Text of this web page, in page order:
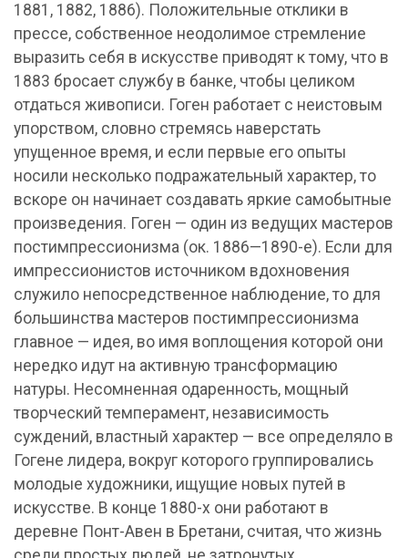
1881, 1882, 1886). Положительные отклики в
прессе, собственное неодолимое стремление
выразить себя в искусстве приводят к тому, что в
1883 бросает службу в банке, чтобы целиком
отдаться живописи. Гоген работает с неистовым
упорством, словно стремясь наверстать
упущенное время, и если первые его опыты
носили несколько подражательный характер, то
вскоре он начинает создавать яркие самобытные
произведения. Гоген — один из ведущих мастеров
постимпрессионизма (ок. 1886—1890-е). Если для
импрессионистов источником вдохновения
служило непосредственное наблюдение, то для
большинства мастеров постимпрессионизма
главное — идея, во имя воплощения которой они
нередко идут на активную трансформацию
натуры. Несомненная одаренность, мощный
творческий темперамент, независимость
суждений, властный характер — все определяло в
Гогене лидера, вокруг которого группировались
молодые художники, ищущие новых путей в
искусстве. В конце 1880-х они работают в
деревне Понт-Авен в Бретани, считая, что жизнь